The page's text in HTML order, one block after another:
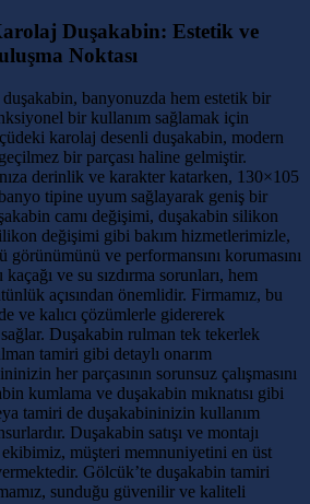
Duşakabin: Estetik ve
Noktası
banyonuzda hem estetik bir
bir kullanım sağlamak için
karolaj desenli duşakabin, modern
bir parçası haline gelmiştir.
derinlik ve karakter katarken, 130×105
tipine uyum sağlayarak geniş bir
camı değişimi, duşakabin silikon
değişimi gibi bakım hizmetlerimizle,
ve performansını korumasını
ve su sızdırma sorunları, hem
açısından önemlidir. Firmamız, bu
ve kalıcı çözümlerle gidererek
Duşakabin rulman tek tekerlek
tamiri gibi detaylı onarım
her parçasının sorunsuz çalışmasını
kumlama ve duşakabin mıknatısı gibi
tamiri de duşakabininizin kullanım
Duşakabin satışı ve montajı
ekibimiz, müşteri memnuniyetini en üst
Gölcük’te duşakabin tamiri
sunduğu güvenilir ve kaliteli